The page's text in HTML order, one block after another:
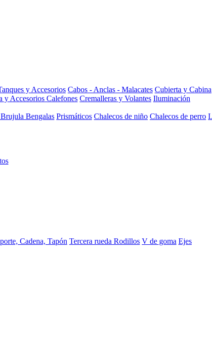
y Accesorios Cabos - Anclas - Malacates Cubierta y Cabina
y Accesorios Calefones Cremalleras y Volantes Iluminación
Bengalas Prismáticos Chalecos de niño Chalecos de perro
Cadena, Tapón Tercera rueda Rodillos V de goma Ejes